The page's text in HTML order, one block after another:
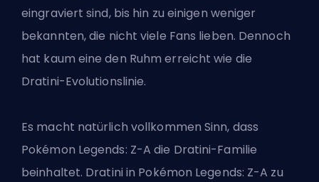
eingraviert sind, bis hin zu einigen weniger
bekannten,die nicht viele Fans lieben. Dennoch
hat kaum eine den Ruhm erreicht wie die
Dratini-Evolutionslinie.
Es macht natürlich vollkommen Sinn, dass
Pokémon Legends: Z-A die Dratini-Familie
beinhaltet. Dratini in Pokémon Legends: Z-A zu